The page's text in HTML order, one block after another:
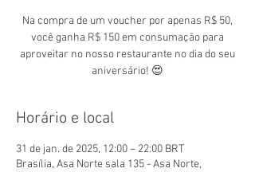
Na compra de um voucher por apenas R$ 50,
você ganha R$ 150 em consumação para
aproveitar no nosso restaurante no dia do seu
aniversário! 😍
Horário e local
31 de jan. de 2025, 12:00 – 22:00 BRT
Brasília, Asa Norte sala 135 - Asa Norte,